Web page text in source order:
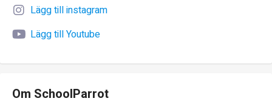
Lägg till instagram
Lägg till Youtube
Om SchoolParrot